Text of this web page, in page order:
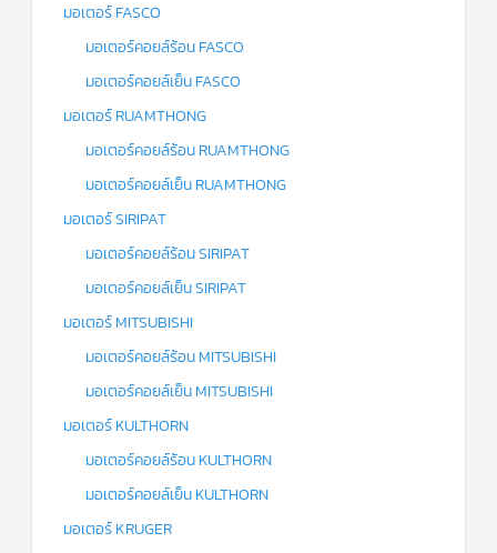
มอเตอร์ FASCO
มอเตอร์คอยล์ร้อน FASCO
มอเตอร์คอยล์เย็น FASCO
มอเตอร์ RUAMTHONG
มอเตอร์คอยล์ร้อน RUAMTHONG
มอเตอร์คอยล์เย็น RUAMTHONG
มอเตอร์ SIRIPAT
มอเตอร์คอยล์ร้อน SIRIPAT
มอเตอร์คอยล์เย็น SIRIPAT
มอเตอร์ MITSUBISHI
มอเตอร์คอยล์ร้อน MITSUBISHI
มอเตอร์คอยล์เย็น MITSUBISHI
มอเตอร์ KULTHORN
มอเตอร์คอยล์ร้อน KULTHORN
มอเตอร์คอยล์เย็น KULTHORN
มอเตอร์ KRUGER